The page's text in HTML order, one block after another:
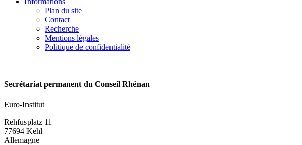
Plan du site
Contact
Recherche
Mentions légales
Politique de confidentialité
Secrétariat permanent du Conseil Rhénan
Euro-Institut
Rehfusplatz 11
77694 Kehl
Allemagne